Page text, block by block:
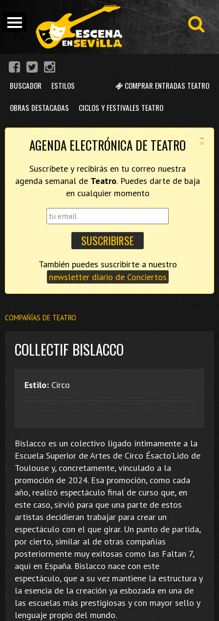
COMPRAR ENTRADAS TEATRO
BUSCADOR ESTILOS
OBRAS DESTACADAS CICLOS Y FESTIVALES TEATRO
×
AGENDA ELECTRÓNICA DE TEATRO
Suscríbete y recibirás en tu correo nuestra
agenda semanal de Teatro. Puedes darte de baja
en cualquier momento
newsletter diario de Conciertos
COMPAÑÍAS DE TEATRO
COLLECTIF BISLACCO
Estilo: Circo
Bislacco es un colectivo ligado íntimamente a la
Escuela Superior de Artes de Circo Ésacto’Lido de
Toulouse y, concretamente, vinculado a la
promoción de 2024. Esa promoción, como cada
año, realizó espectáculo final de curso que, en
este caso, sirvió para que una parte de estos
artistas decidieran trabajar para crear un
espectáculo con el que girar. Un punto de partida,
por cierto, similar al de otras compañías
posteriormente muy exitosas como las Faltan 7,
aquí en España. Bislacco nace con este
espectáculo, que a su vez mantiene la estructura y
la esencia de la creación ya esbozada en una de
las escuelas más prestigiosas y con mayor sello y
lenguaje propio del mundo.